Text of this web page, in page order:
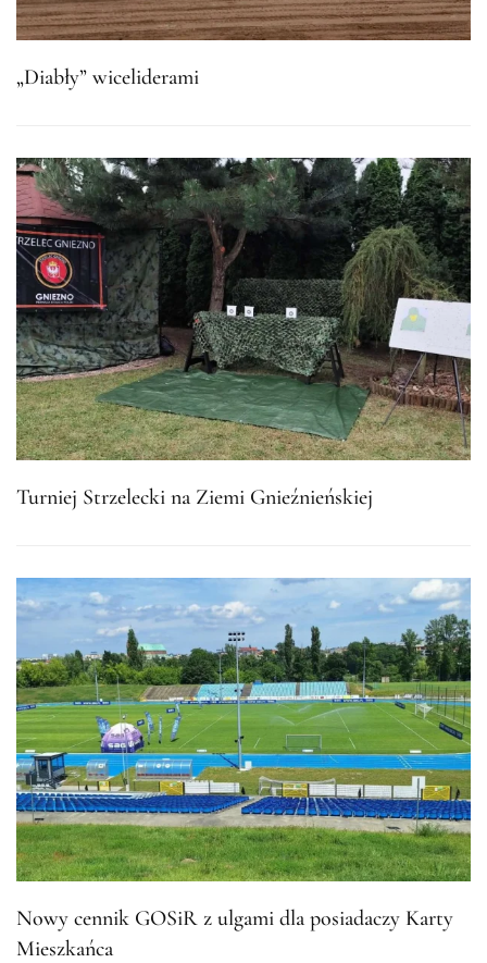
„Diabły” wiceliderami
Turniej Strzelecki na Ziemi Gnieźnieńskiej
Nowy cennik GOSiR z ulgami dla posiadaczy Karty
Mieszkańca